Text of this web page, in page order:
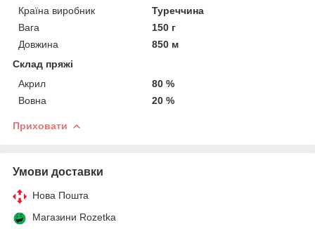
Країна виробник
Туреччина
Вага
150 г
Довжина
850 м
Склад пряжі
Акрил
80 %
Вовна
20 %
Приховати
Умови доставки
Нова Пошта
Магазини Rozetka